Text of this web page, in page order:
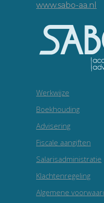
www.sabo-aa.nl
Werkwijze
Boekhouding
Advisering
Fiscale aangiften
Salarisadministratie
Klachtenregeling
Algemene